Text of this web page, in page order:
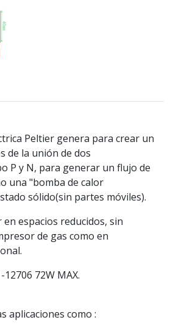
Peltier genera para crear un
de la unión de dos
P y N, para generar un flujo de
una "bomba de calor
sólido(sin partes móviles).
espacios reducidos, sin
de gas como en
72W MAX.
aplicaciones como :